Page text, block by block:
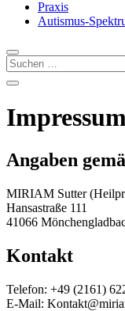
Praxis
Autismus-
Suchen
nach:
Angaben
MIRIAM Sutter
Hansastraße 111
41066
Kontakt
Telefon: +49 (2161)
E-Mail: